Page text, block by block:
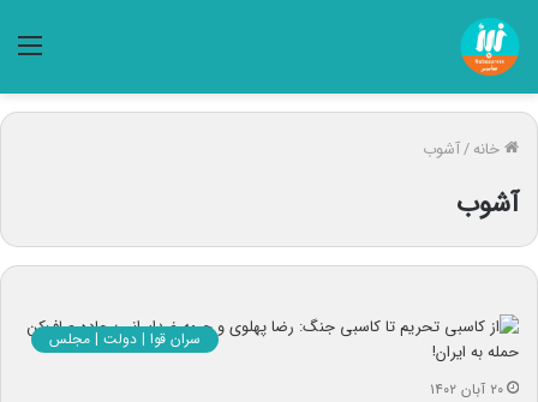
خانه/آشوب‌
آشوب‌
سران قوا | دولت | مجلس
۲۰ آبان ۱۴۰۲